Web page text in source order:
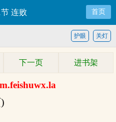
连败 首页
关灯
护眼
下一页 进书架